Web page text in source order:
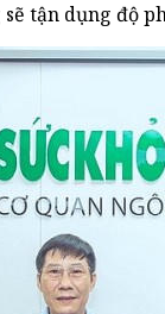
tận dụng độ